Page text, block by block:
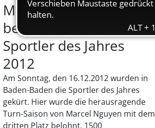
Marcel Nguyen: Dritter
bei der Wahl zum
Sportler des Jahres
2012
Am Sonntag, den 16.12.2012 wurden in
Baden-Baden die Sportler des Jahres
gekürt. Hier wurde die herausragende
Turn-Saison von Marcel Nguyen mit dem
dritten Platz belohnt. 1500